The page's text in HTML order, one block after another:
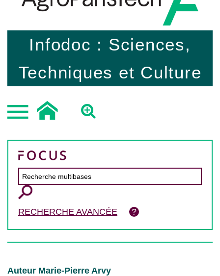
Infodoc : Sciences,
Techniques et Culture
RECHERCHE AVANCÉE
Auteur Marie-Pierre Arvy